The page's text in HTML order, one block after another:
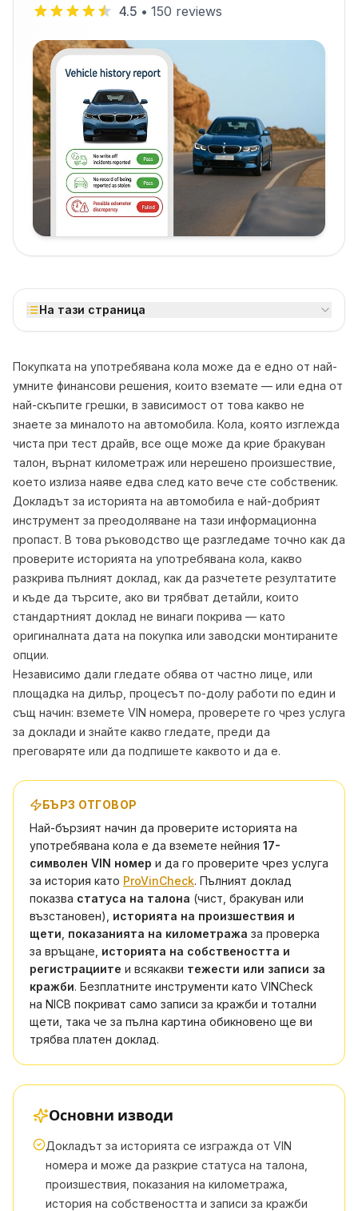
4.5 • 150 reviews
На тази страница
Покупката на употребявана кола може да е едно от най-
умните финансови решения, които вземате — или една от
най-скъпите грешки, в зависимост от това какво не
знаете за миналото на автомобила. Кола, която изглежда
чиста при тест драйв, все още може да крие бракуван
талон, върнат километраж или нерешено произшествие,
което излиза наяве едва след като вече сте собственик.
Докладът за историята на автомобила е най-добрият
инструмент за преодоляване на тази информационна
пропаст. В това ръководство ще разгледаме точно как да
проверите историята на употребявана кола, какво
разкрива пълният доклад, как да разчетете резултатите
и къде да търсите, ако ви трябват детайли, които
стандартният доклад не винаги покрива — като
оригиналната дата на покупка или заводски монтираните
опции.
Независимо дали гледате обява от частно лице, или
площадка на дилър, процесът по-долу работи по един и
същ начин: вземете VIN номера, проверете го чрез услуга
за доклади и знайте какво гледате, преди да
преговаряте или да подпишете каквото и да е.
БЪРЗ ОТГОВОР
Най-бързият начин да проверите историята на
употребявана кола е да вземете нейния 17-
символен VIN номер и да го проверите чрез услуга
за история като ProVinCheck. Пълният доклад
показва статуса на талона (чист, бракуван или
възстановен),
историята на произшествия и
щети показанията на километража за проверка
за връщане, историята на собствеността и
регистрациите и всякакви тежести или записи за
кражби. Безплатните инструменти като VINCheck
на NICB покриват само записи за кражби и тотални
щети, така че за пълна картина обикновено ще ви
трябва платен доклад.
Основни изводи
Докладът за историята се изгражда от VIN
номера и може да разкрие статуса на талона,
произшествия, показания на километража,
история на собствеността и записи за кражби